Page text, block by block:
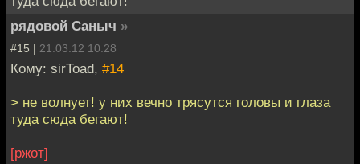
рядовой Саныч »
#15 | 21.03.12 10:28
Кому: sirToad, #14
> не волнует! у них вечно трясутся головы и глаза
туда сюда бегают!
[ржот]